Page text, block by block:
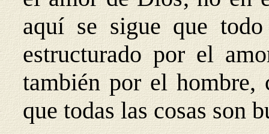
aquí se sigue que
estructurado por el
también por el hombre,
que todas las cosas son